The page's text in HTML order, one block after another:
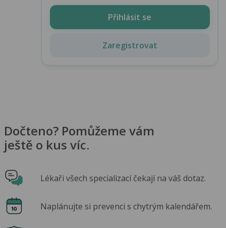
Přihlásit se
Zaregistrovat
Dočteno? Pomůžeme vám
ještě o kus víc.
Lékaři všech specializací čekají na váš dotaz.
Naplánujte si prevenci s chytrým kalendářem.